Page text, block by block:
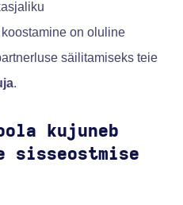
on oluline
säilitamiseks teie
.
kujuneb
sisseostmise